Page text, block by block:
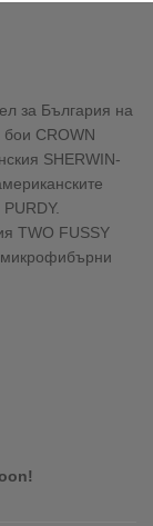
за България на
бои CROWN
SHERWIN-
TWO FUSSY
микрофибърни